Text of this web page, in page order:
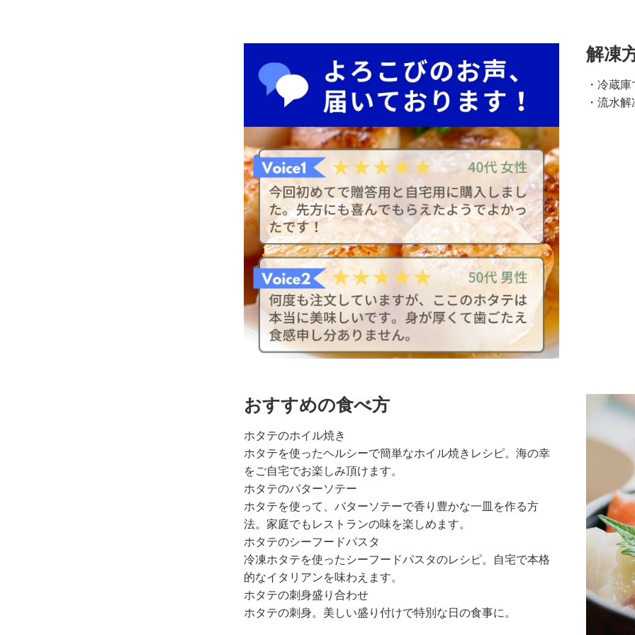
解凍
・冷蔵
・流水解
おすすめの食べ方
ホタテのホイル焼き
ホタテを使ったヘルシーで簡単なホイル焼きレシピ。海の幸
をご自宅でお楽しみ頂けます。
ホタテのバターソテー
ホタテを使って、バターソテーで香り豊かな一皿を作る方
法。家庭でもレストランの味を楽しめます。
ホタテのシーフードパスタ
冷凍ホタテを使ったシーフードパスタのレシピ。自宅で本格
的なイタリアンを味わえます。
ホタテの刺身盛り合わせ
ホタテの刺身。美しい盛り付けで特別な日の食事に。